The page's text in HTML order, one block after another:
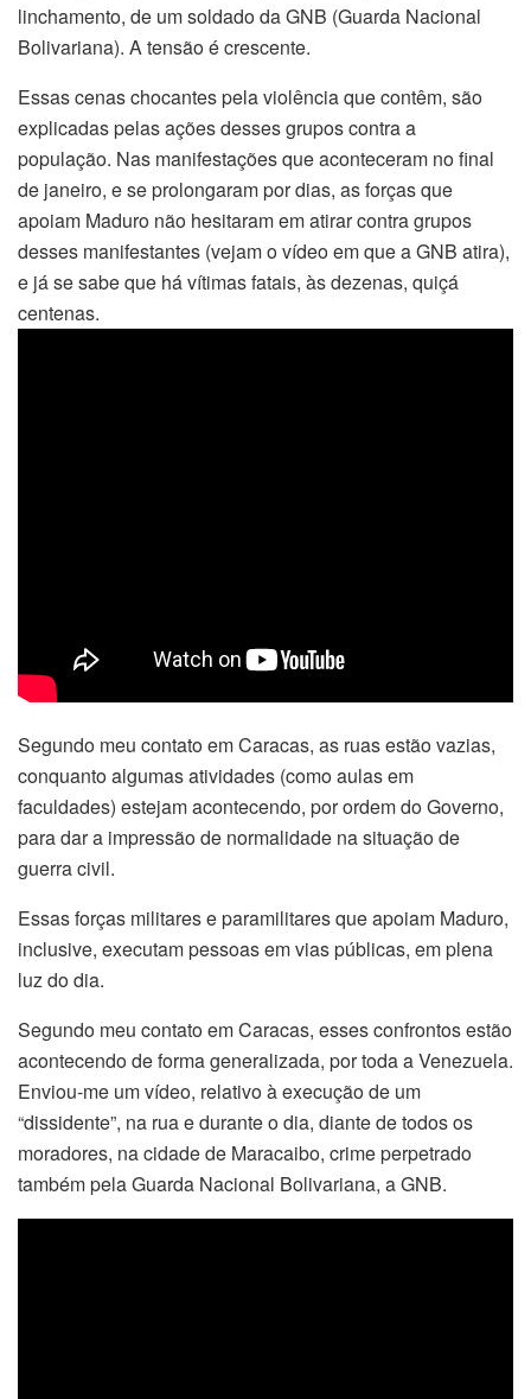
linchamento, de um soldado da GNB (Guarda Nacional
Bolivariana). A tensão é crescente.
Essas cenas chocantes pela violência que contêm, são
explicadas pelas ações desses grupos contra a
população. Nas manifestações que aconteceram no final
de janeiro, e se prolongaram por dias, as forças que
apoiam Maduro não hesitaram em atirar contra grupos
desses manifestantes (vejam o vídeo em que a GNB atira),
e já se sabe que há vítimas fatais, às dezenas, quiçá
centenas.
Segundo meu contato em Caracas, as ruas estão vazias,
conquanto algumas atividades (como aulas em
faculdades) estejam acontecendo, por ordem do Governo,
para dar a impressão de normalidade na situação de
guerra civil.
Essas forças militares e paramilitares que apoiam Maduro,
inclusive, executam pessoas em vias públicas, em plena
luz do dia.
Segundo meu contato em Caracas, esses confrontos estão
acontecendo de forma generalizada, por toda a Venezuela.
Enviou-me um vídeo, relativo à execução de um
“dissidente”, na rua e durante o dia, diante de todos os
moradores, na cidade de Maracaibo, crime perpetrado
também pela Guarda Nacional Bolivariana, a GNB.